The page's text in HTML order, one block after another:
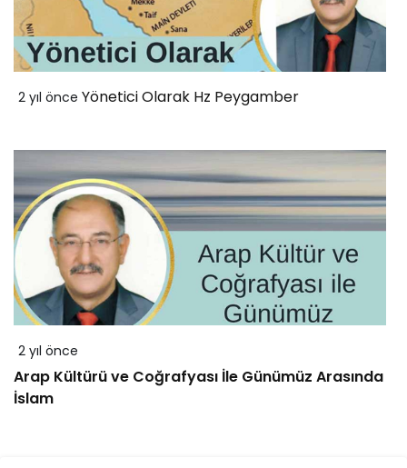
2 yıl önce Yönetici Olarak Hz Peygamber
2 yıl önce
Arap Kültürü ve Coğrafyası İle Günümüz Arasında
İslam